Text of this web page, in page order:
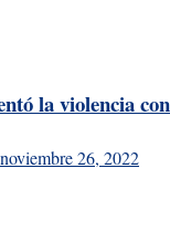
la violencia
noviembre 26, 2022